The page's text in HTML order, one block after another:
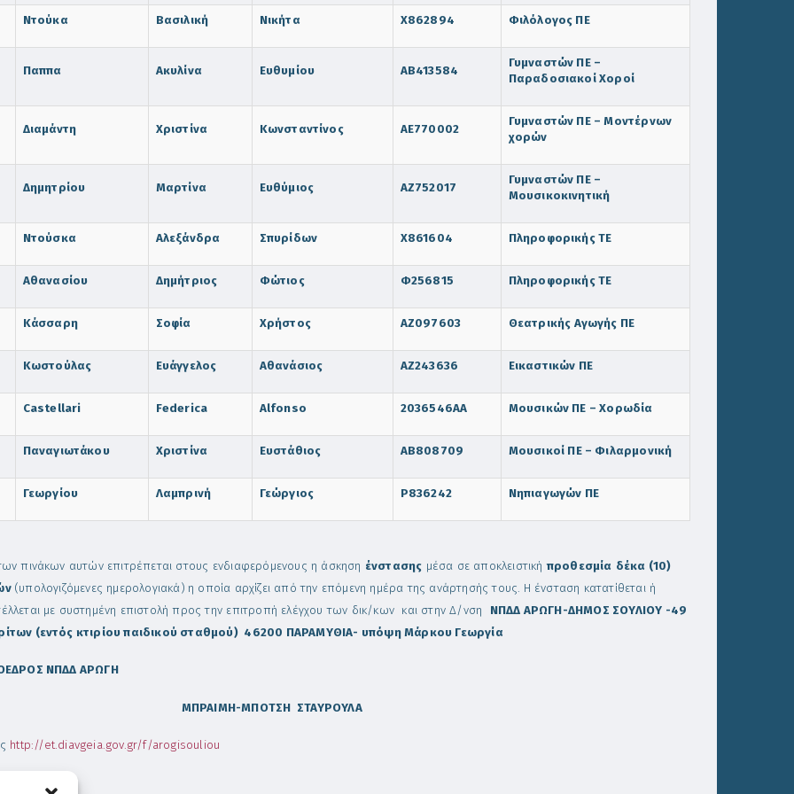
Ντούκα Βασιλική Νικήτα Χ862894 Φιλόλογος ΠΕ
Παππα Ακυλίνα Ευθυμίου ΑΒ413584
Γυμναστών ΠΕ –
Παραδοσιακοί Χοροί
Διαμάντη Χριστίνα Κωνσταντίνος ΑΕ770002
Γυμναστών ΠΕ – Μοντέρνων
χορών
Δημητρίου Μαρτίνα Ευθύμιος ΑΖ752017
Γυμναστών ΠΕ –
Μουσικοκινητική
Ντούσκα Αλεξάνδρα Σπυρίδων Χ861604 Πληροφορικής ΤΕ
Αθανασίου Δημήτριος Φώτιος Φ256815 Πληροφορικής ΤΕ
Κάσσαρη Σοφία Χρήστος ΑΖ097603 Θεατρικής Αγωγής ΠΕ
Κωστούλας Ευάγγελος Αθανάσιος ΑΖ243636 Εικαστικών ΠΕ
Castellari Federica Alfonso 2036546AA Μουσικών ΠΕ – Χορωδία
Παναγιωτάκου Χριστίνα Ευστάθιος ΑΒ808709 Μουσικοί ΠΕ – Φιλαρμονική
Γεωργίου Λαμπρινή Γεώργιος Ρ836242 Νηπιαγωγών ΠΕ
πινάκων αυτών επιτρέπεται στους ενδιαφερόμενους η άσκηση ένστασης μέσα σε αποκλειστικήπροθεσμία δέκα (10)
(υπολογιζόμενες ημερολογιακά) η οποία αρχίζει από την επόμενη ημέρα της ανάρτησής τους. Η ένσταση κατατίθεται ή
με συστημένη επιστολή προς την επιτροπή ελέγχου των δικ/κων και στην Δ/νση ΝΠΔΔ ΑΡΩΓΗ-ΔΗΜΟΣ ΣΟΥΛΙΟΥ -49
(εντός κτιρίου παιδικού σταθμού) 46200 ΠΑΡΑΜΥΘΙΑ- υπόψη Μάρκου Γεωργία
ΝΠΔΔ ΑΡΩΓΗ
ΜΠΟΤΣΗ ΣΤΑΥΡΟΥΛΑ
http://et.diavgeia.gov.gr/f/arogisouliou